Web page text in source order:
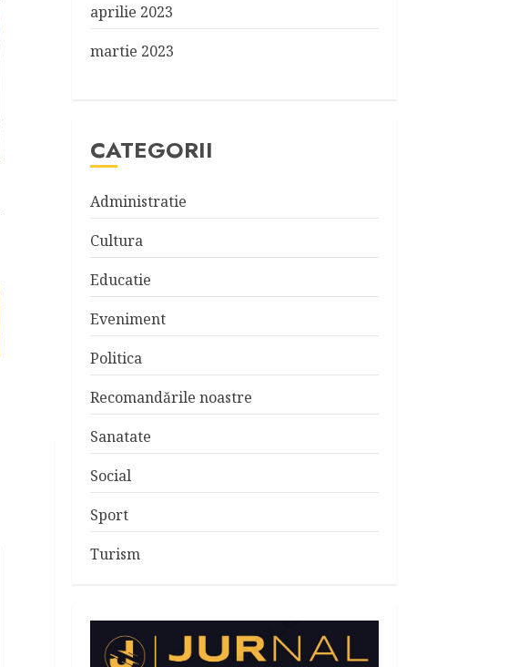
aprilie 2023
martie 2023
CATEGORII
Administratie
Cultura
Educatie
Eveniment
Politica
Recomandările noastre
Sanatate
Social
Sport
Turism